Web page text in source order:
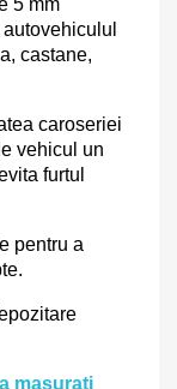
5 mm
castane,
caroseriei
vehicul un
furtul
pentru a
masurati